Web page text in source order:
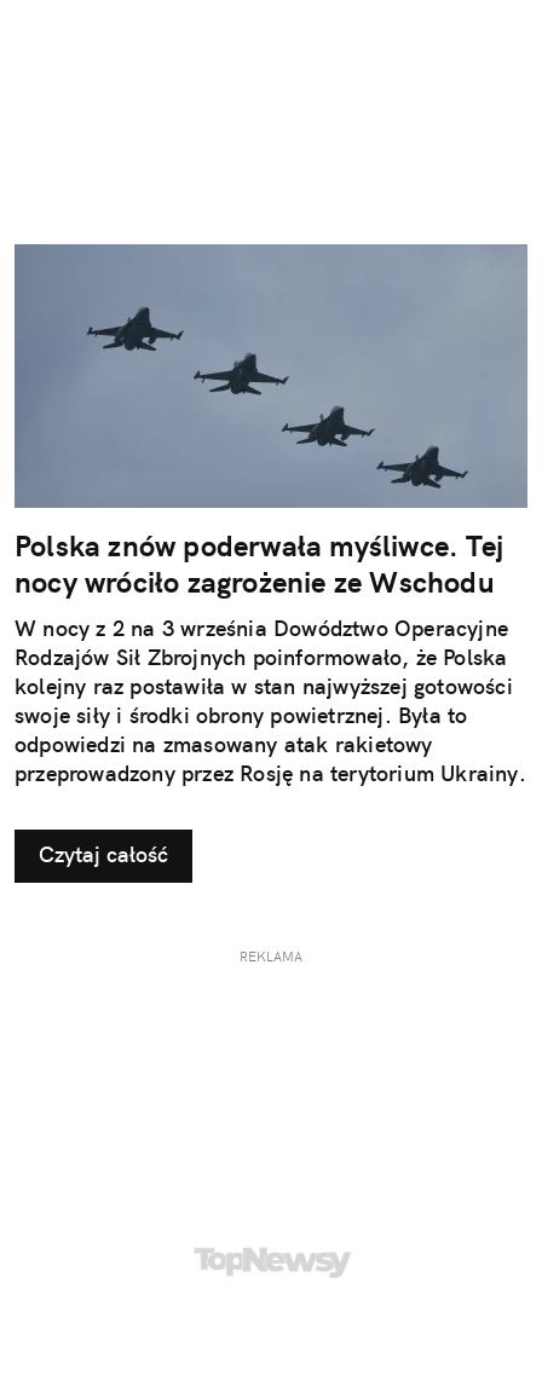
Polska znów poderwała myśliwce. Tej
nocy wróciło zagrożenie ze Wschodu
W nocy z 2 na 3 września Dowództwo Operacyjne
Rodzajów Sił Zbrojnych poinformowało, że Polska
kolejny raz postawiła w stan najwyższej gotowości
swoje siły i środki obrony powietrznej. Była to
odpowiedzi na zmasowany atak rakietowy
przeprowadzony przez Rosję na terytorium Ukrainy.
Czytaj całość
REKLAMA